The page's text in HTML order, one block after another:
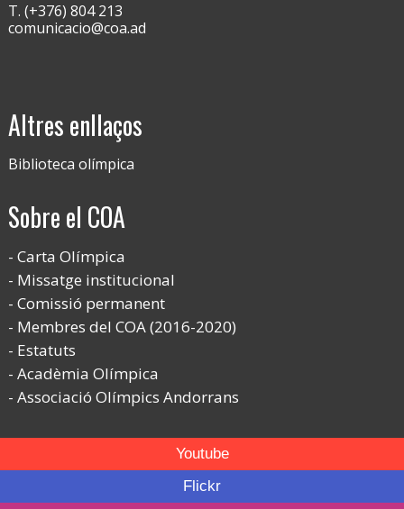
T. (+376) 804 213
comunicacio@coa.ad
Altres enllaços
Biblioteca olímpica
Sobre el COA
Carta Olímpica
Missatge institucional
Comissió permanent
Membres del COA (2016-2020)
Estatuts
Acadèmia Olímpica
Associació Olímpics Andorrans
Youtube
Flickr